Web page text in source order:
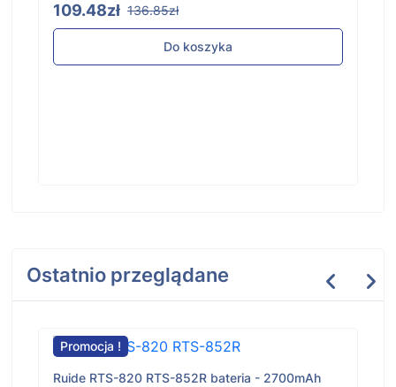
109.48zł 136.85zł
Do koszyka
Ostatnio przeglądane
Promocja !
Ruide RTS-820 RTS-852R bateria - 2700mAh